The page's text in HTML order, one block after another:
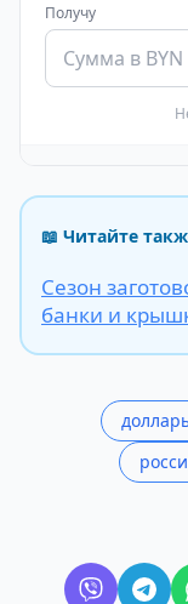
Получу
📖 Читайте
Сезон
банки и